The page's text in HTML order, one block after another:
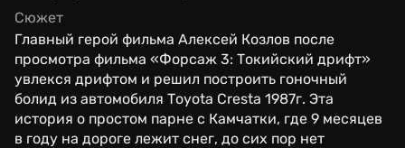
Сюжет
Главный герой фильма Алексей Козлов после
просмотра фильма «Форсаж 3: Токийский дрифт»
увлекся дрифтом и решил построить гоночный
болид из автомобиля Toyota Cresta 1987г. Эта
история о простом парне с Камчатки, где 9 месяцев
в году на дороге лежит снег, до сих пор нет